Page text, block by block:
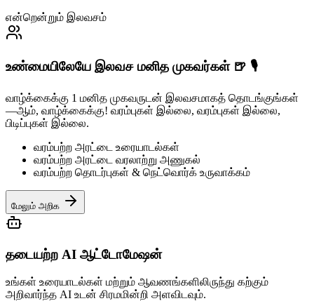
என்றென்றும் இலவசம்
உண்மையிலேயே இலவச மனித முகவர்கள் 🍺 🎙️
வாழ்க்கைக்கு 1 மனித முகவருடன் இலவசமாகத் தொடங்குங்கள்
—ஆம், வாழ்க்கைக்கு! வரம்புகள் இல்லை, வரம்புகள் இல்லை,
பிடிப்புகள் இல்லை.
வரம்பற்ற அரட்டை உரையாடல்கள்
வரம்பற்ற அரட்டை வரலாற்று அணுகல்
வரம்பற்ற தொடர்புகள் & நெட்வொர்க் உருவாக்கம்
மேலும் அறிக
தடையற்ற AI ஆட்டோமேஷன்
உங்கள் உரையாடல்கள் மற்றும் ஆவணங்களிலிருந்து கற்கும்
அறிவார்ந்த AI உடன் சிரமமின்றி அளவிடவும்.